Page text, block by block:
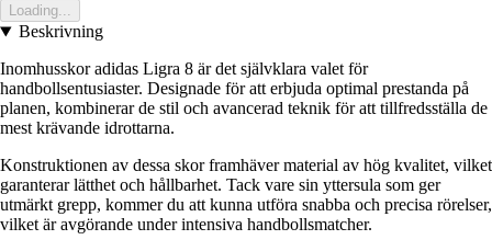
Loading...
Beskrivning
Inomhusskor adidas Ligra 8 är det självklara valet för
handbollsentusiaster. Designade för att erbjuda optimal prestanda på
planen, kombinerar de stil och avancerad teknik för att tillfredsställa de
mest krävande idrottarna.
Konstruktionen av dessa skor framhäver material av hög kvalitet, vilket
garanterar lätthet och hållbarhet. Tack vare sin yttersula som ger
utmärkt grepp, kommer du att kunna utföra snabba och precisa rörelser,
vilket är avgörande under intensiva handbollsmatcher.